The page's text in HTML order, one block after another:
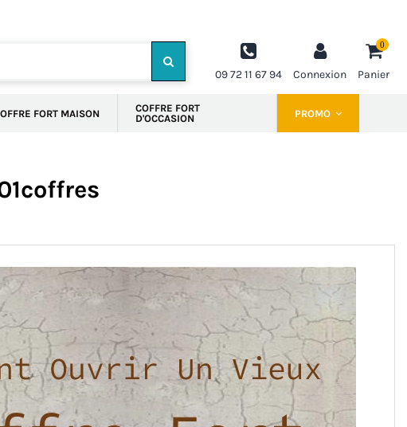
09 72 11 67 94 Connexion
0
Panier
FORT MAISON
COFFRE FORT
D'OCCASION
PROMO